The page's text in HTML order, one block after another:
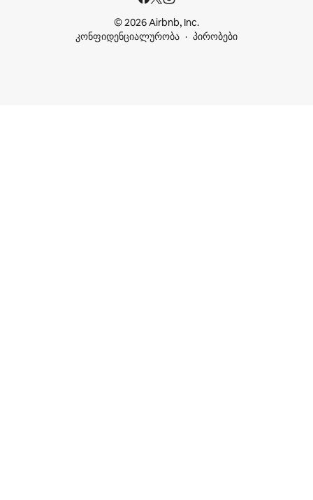
© 2026 Airbnb, Inc.
კონფიდენციალურობა
პირობები